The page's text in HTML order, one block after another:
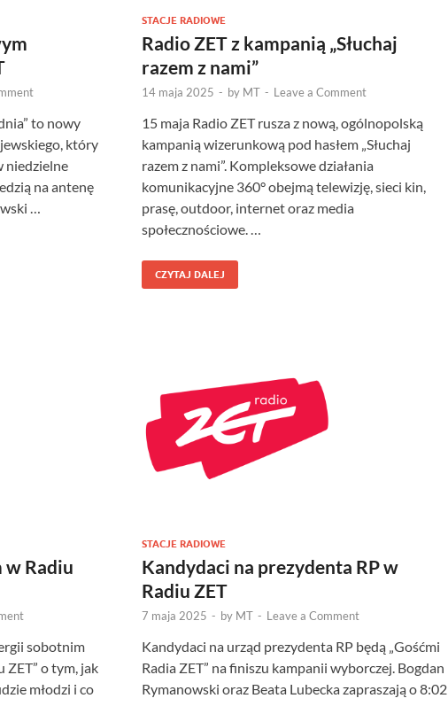
to nowy
który
niedzielne
na antenę
…
STACJE RADIOWE
Radio ZET z kampanią „Słuchaj
razem z nami”
14 maja 2025 - by MT - Leave a Comment
15 maja Radio ZET rusza z nową, ogólnopolską
kampanią wizerunkową pod hasłem „Słuchaj
razem z nami”. Kompleksowe działania
komunikacyjne 360° obejmą telewizję, sieci kin,
prasę, outdoor, internet oraz media
społecznościowe. …
CZYTAJ DALEJ
w Radiu
sobotnim
ZET” o tym, jak
młodzi i co
STACJE RADIOWE
Kandydaci na prezydenta RP w
Radiu ZET
7 maja 2025 - by MT - Leave a Comment
Kandydaci na urząd prezydenta RP będą „Gośćmi
Radia ZET” na finiszu kampanii wyborczej. Bogdan
Rymanowski oraz Beata Lubecka zapraszają o 8:02